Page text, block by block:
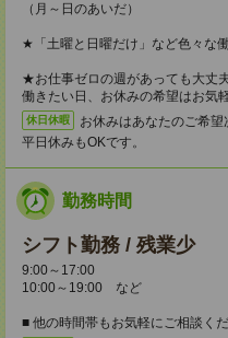
（月～日のあいだ）
★「土曜と日曜だけ」など色々な
★お仕事ゼロの週があっても大丈夫
働きたい日、お休みの希望はお気
休日休暇
お休みはあなたのご希望
平日休みもOKです。
勤務時間
シフト勤務 / 残業少
9:00～17:00
10:00～19:00 など
■ 他の時間帯もお気軽にご相談くだ